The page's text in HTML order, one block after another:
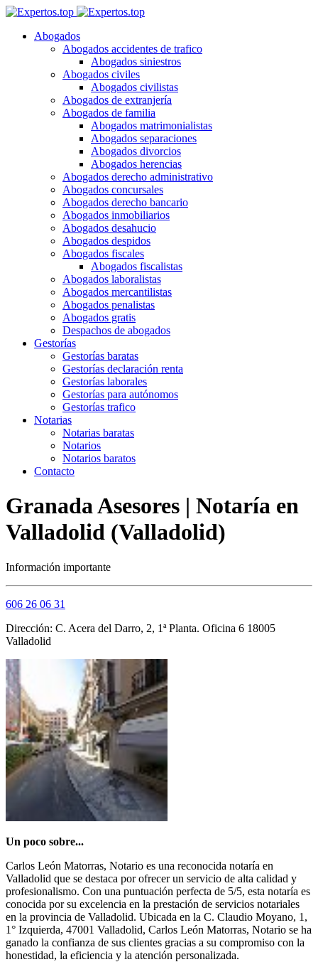
Abogados
Abogados accidentes de trafico
Abogados siniestros
Abogados civiles
Abogados civilistas
Abogados de extranjería
Abogados de familia
Abogados matrimonialistas
Abogados separaciones
Abogados divorcios
Abogados herencias
Abogados derecho administrativo
Abogados concursales
Abogados derecho bancario
Abogados inmobiliarios
Abogados desahucio
Abogados despidos
Abogados fiscales
Abogados fiscalistas
Abogados laboralistas
Abogados mercantilistas
Abogados penalistas
Abogados gratis
Despachos de abogados
Gestorías
Gestorías baratas
Gestorías declaración renta
Gestorías laborales
Gestorías para autónomos
Gestorías trafico
Notarias
Notarias baratas
Notarios
Notarios baratos
Contacto
Granada Asesores | Notaría en
Valladolid (Valladolid)
Información importante
606 26 06 31
Dirección: C. Acera del Darro, 2, 1ª Planta. Oficina 6 18005
Valladolid
Un poco sobre...
Carlos León Matorras, Notario es una reconocida notaría en
Valladolid que se destaca por ofrecer un servicio de alta calidad y
profesionalismo. Con una puntuación perfecta de 5/5, esta notaría es
conocida por su excelencia en la prestación de servicios notariales
en la provincia de Valladolid. Ubicada en la C. Claudio Moyano, 1,
1° Izquierda, 47001 Valladolid, Carlos León Matorras, Notario se ha
ganado la confianza de sus clientes gracias a su compromiso con la
honestidad, la eficiencia y la atención personalizada.